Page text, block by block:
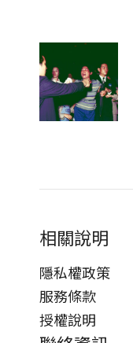
相關說明
隱私權政策
服務條款
授權說明